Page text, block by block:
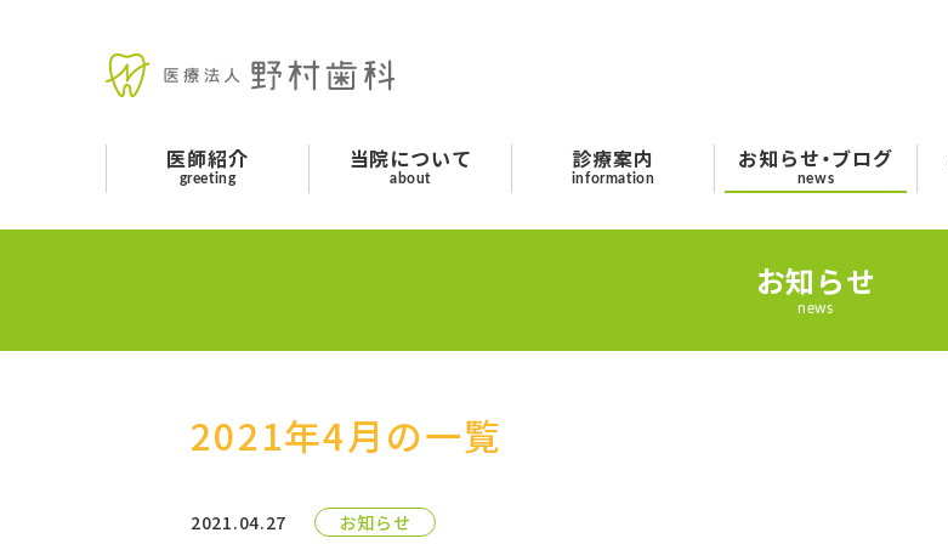
医師紹介
greeting
当院について
about
診療案内
information
お知らせ・ブログ
news
お知らせ
news
2021年4月の一覧
2021.04.27 お知らせ